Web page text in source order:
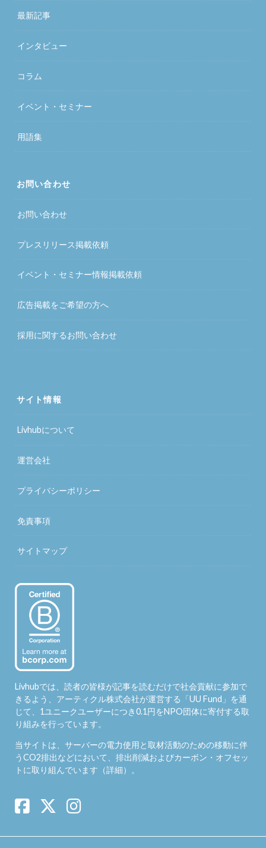
最新記事
インタビュー
コラム
イベント・セミナー
用語集
お問い合わせ
お問い合わせ
プレスリリース掲載依頼
イベント・セミナー情報掲載依頼
広告掲載をご希望の方へ
採用に関するお問い合わせ
サイト情報
Livhubについて
運営会社
プライバシーポリシー
免責事項
サイトマップ
Livhubでは、読者の皆様が記事を読むだけで社会貢献に参加で
きるよう、アーティクル株式会社が運営する「UU Fund 」を通
じて、1ユニークユーザーにつき0.1円をNPO団体に寄付する取
り組みを行っています。
当サイトは、サーバーの電力使用と取材活動のための移動に伴
うCO2排出などにおいて、排出削減およびカーボン・オフセッ
トに取り組んでいます（詳細）。